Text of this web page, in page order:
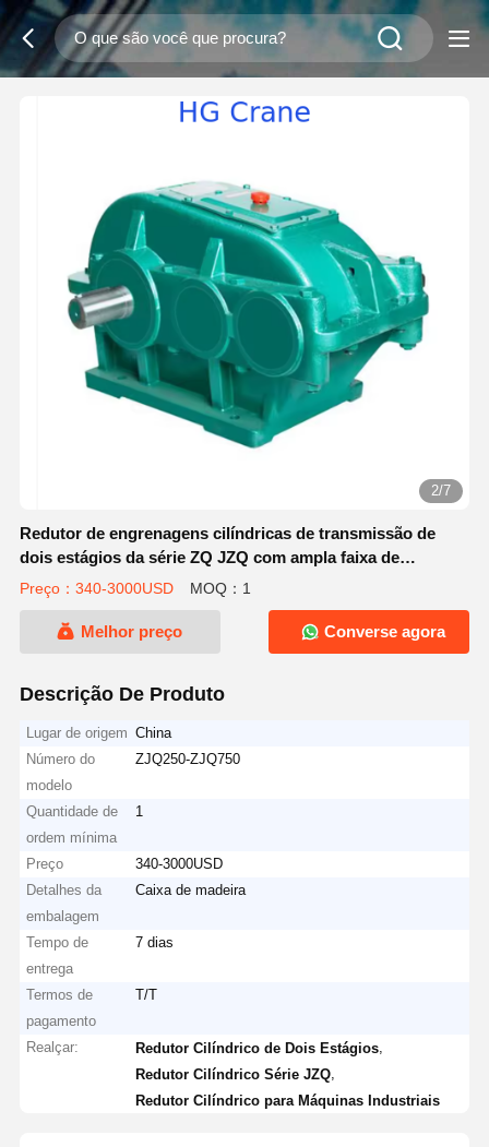
3/7
Redutor de engrenagens cilíndricas de transmissão de
dois estágios da série ZQ JZQ com ampla faixa de
temperatura e alta velocidade de entrada para máquinas
Preço：340-3000USD MOQ：1
Melhor preço Converse agora
Descrição De Produto
Lugar de origem China
Número do
modelo
ZJQ250-ZJQ750
Quantidade de
ordem mínima
1
Preço
340-3000USD
Detalhes da
embalagem
Caixa de madeira
Tempo de
entrega
7 dias
Termos de
pagamento
T/T
Realçar: Redutor Cilíndrico de Dois Estágios
Redutor Cilíndrico Série JZQ
Redutor Cilíndrico para Máquinas Industriais